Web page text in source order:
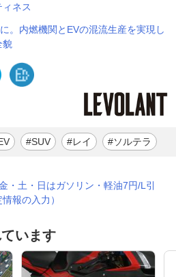
ネス
。内燃機関とEVの混流生産を実現し
貌
#SUV #レイ #ソルテラ
・土・日はガソリン・軽油7円/L引
報の入力）
います